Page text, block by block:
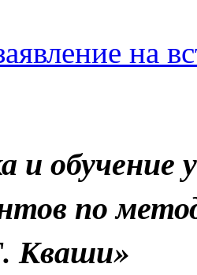
на
и обучение
по
Кваши»